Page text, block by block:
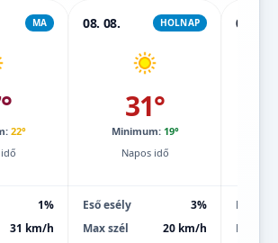
MA
22°
1%
31 km/h
08. 08. HOLNAP
31°
Minimum: 19°
Napos idő
Eső esély
3%
Max szél
20 km/h
08. 09.
Eső
Max